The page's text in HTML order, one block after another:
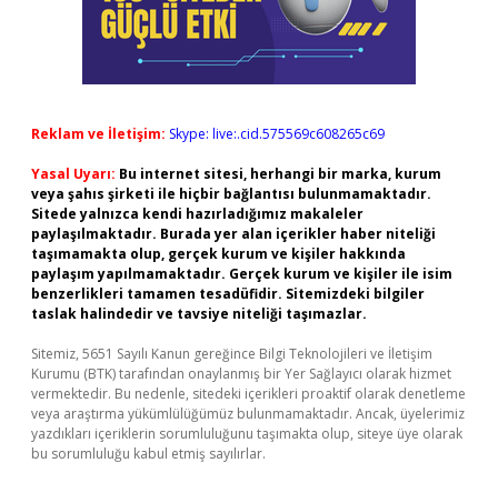
Reklam ve İletişim: Skype: live:.cid.575569c608265c69
Yasal Uyarı: Bu internet sitesi, herhangi bir marka, kurum
veya şahıs şirketi ile hiçbir bağlantısı bulunmamaktadır.
Sitede yalnızca kendi hazırladığımız makaleler
paylaşılmaktadır. Burada yer alan içerikler haber niteliği
taşımamakta olup, gerçek kurum ve kişiler hakkında
paylaşım yapılmamaktadır. Gerçek kurum ve kişiler ile isim
benzerlikleri tamamen tesadüfidir. Sitemizdeki bilgiler
taslak halindedir ve tavsiye niteliği taşımazlar.
Sitemiz, 5651 Sayılı Kanun gereğince Bilgi Teknolojileri ve İletişim
Kurumu (BTK) tarafından onaylanmış bir Yer Sağlayıcı olarak hizmet
vermektedir. Bu nedenle, sitedeki içerikleri proaktif olarak denetleme
veya araştırma yükümlülüğümüz bulunmamaktadır. Ancak, üyelerimiz
yazdıkları içeriklerin sorumluluğunu taşımakta olup, siteye üye olarak
bu sorumluluğu kabul etmiş sayılırlar.